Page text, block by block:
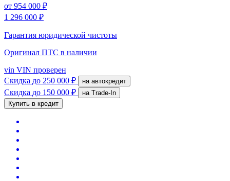
от 954 000 ₽
1 296 000 ₽
Гарантия юридической чистоты
Оригинал ПТС в наличии
vin VIN проверен
Скидка до 250 000 ₽ на автокредит
Скидка до 150 000 ₽
на Trade-In
Купить в кредит